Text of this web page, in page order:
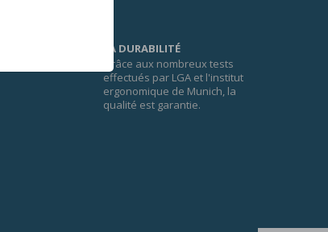
LA DURABILITÉ
Grâce aux nombreux tests
effectués par LGA et l'institut
ergonomique de Munich, la
qualité est garantie.